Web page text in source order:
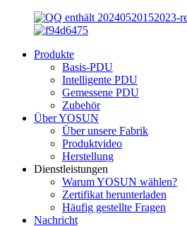
Produkte
Basis-PDU
Intelligente PDU
Gemessene PDU
Zubehör
Über YOSUN
Über unsere Fabrik
Produktvideo
Herstellung
Dienstleistungen
Warum YOSUN wählen?
Zertifikat herunterladen
Häufig gestellte Fragen
Nachricht